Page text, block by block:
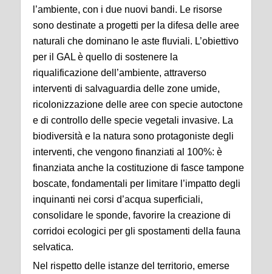
l’ambiente, con i due nuovi bandi. Le risorse
sono destinate a progetti per la difesa delle aree
naturali che dominano le aste fluviali. L’obiettivo
per il GAL è quello di sostenere la
riqualificazione dell’ambiente, attraverso
interventi di salvaguardia delle zone umide,
ricolonizzazione delle aree con specie autoctone
e di controllo delle specie vegetali invasive. La
biodiversità e la natura sono protagoniste degli
interventi, che vengono finanziati al 100%: è
finanziata anche la costituzione di fasce tampone
boscate, fondamentali per limitare l’impatto degli
inquinanti nei corsi d’acqua superficiali,
consolidare le sponde, favorire la creazione di
corridoi ecologici per gli spostamenti della fauna
selvatica.
Nel rispetto delle istanze del territorio, emerse